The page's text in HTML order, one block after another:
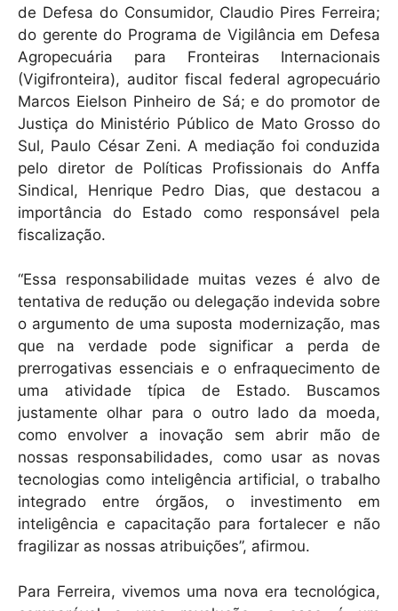
de Defesa do Consumidor, Claudio Pires Ferreira;
do gerente do Programa de Vigilância em Defesa
Agropecuária para Fronteiras Internacionais
(Vigifronteira), auditor fiscal federal agropecuário
Marcos Eielson Pinheiro de Sá; e do promotor de
Justiça do Ministério Público de Mato Grosso do
Sul, Paulo César Zeni. A mediação foi conduzida
pelo diretor de Políticas Profissionais do Anffa
Sindical, Henrique Pedro Dias, que destacou a
importância do Estado como responsável pela
fiscalização.
“Essa responsabilidade muitas vezes é alvo de
tentativa de redução ou delegação indevida sobre
o argumento de uma suposta modernização, mas
que na verdade pode significar a perda de
prerrogativas essenciais e o enfraquecimento de
uma atividade típica de Estado. Buscamos
justamente olhar para o outro lado da moeda,
como envolver a inovação sem abrir mão de
nossas responsabilidades, como usar as novas
tecnologias como inteligência artificial, o trabalho
integrado entre órgãos, o investimento em
inteligência e capacitação para fortalecer e não
fragilizar as nossas atribuições”, afirmou.
Para Ferreira, vivemos uma nova era tecnológica,